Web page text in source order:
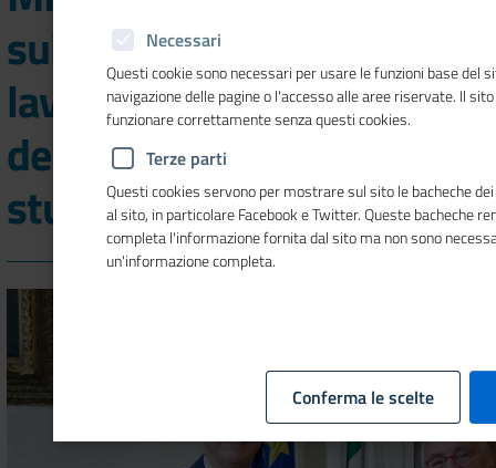
sull’alternanza scuola-
lavoro e la certificazione
delle competenze degli
studenti
Necessari
Questi cookie sono necessari per usare le funzioni base del
navigazione delle pagine o l'accesso alle aree riservate. Il
funzionare correttamente senza questi cookies.
Terze parti
Questi cookies servono per mostrare sul sito le bacheche
al sito, in particolare Facebook e Twitter. Queste bacheche
completa l'informazione fornita dal sito ma non sono
un'informazione completa.
Conferma le scelte